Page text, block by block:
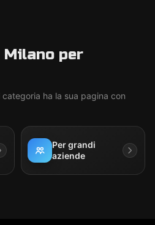
Milano per
ha la sua pagina con
Per grandi
aziende